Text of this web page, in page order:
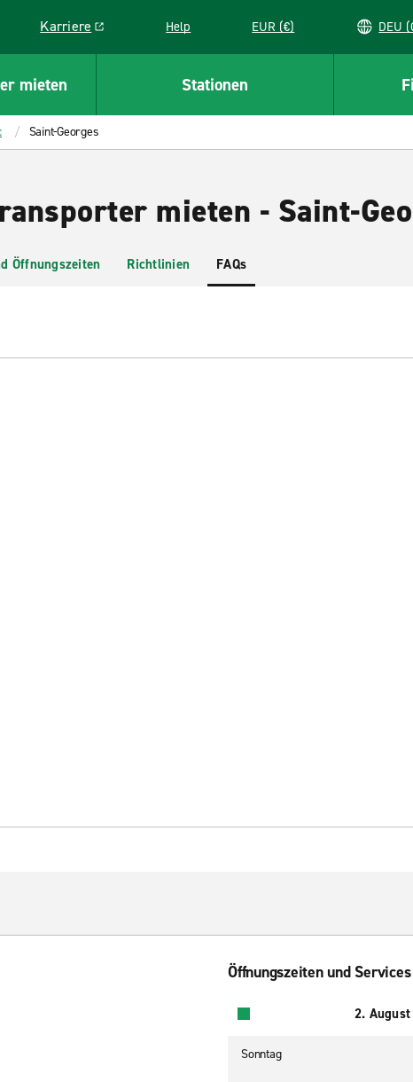
Karriere
Link opens in a new window
Help EUR (€)
mieten Stationen
Saint-Georges
mieten - Saint-
Öffnungszeiten Richtlinien FAQs
Öffnungszeiten und Services
2.
Sonntag